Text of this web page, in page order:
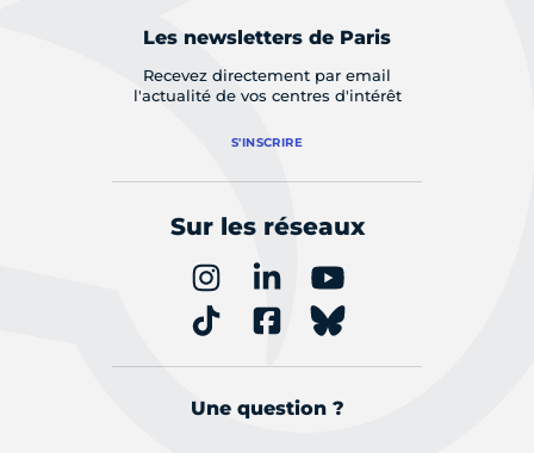
Les newsletters de Paris
Recevez directement par email
l'actualité de vos centres d'intérêt
S'INSCRIRE
Sur les réseaux
Une question ?